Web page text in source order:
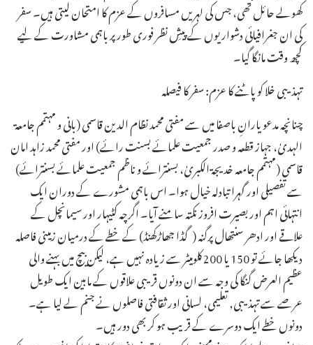
کھولے حائل تھی، جس کی لہریں مسافروں کے عزم کا امتحان لیتی ہیں۔ سفر
کی ان جغرافیائی دشواریوں کے پیشِ نظر فوری طور پر باہمی مشاورت کے لیے
کچھ وقت مانگا گیا۔
تہذیبی خلا کو پاٹنے کا عزم: سفر کا فیصلہ
چنانچہ مدعو یارانِ باصفا میں سے مفتی محمد نظام الدین قاسمی (بانی و مہتمم جامعۃ
الہدیٰ، جہاز قطعہ و صدر جمعیت علمائے بسنت رائے) اور مفتی محمد زاہد امان
قاسمی (مہتمم جامعہ خدیجۃ الکبریٰ، بسنترائے و ناظم جمعیت علمائے بسنترائے)
سے تفصیلی اور گہرا تبادلہ خیال ہوا۔ اس باہمی مشورے کے دوران ایک
انتہائی اہم اور بصیرت افروز نکتہ سامنے آیا۔ اگرچہ کٹیہار اور سیمانچل کے
علاقے اور ادھر سنتھال پرگنہ (گڈا جھاڑکھنڈ) کے خطے کے درمیان زمینی فاصلہ
دیکھا جائے تو 150 یا 200 کلومیٹر سے زیادہ نہیں ہے، لیکن بیچ میں بہنے والی
عظیم العرض گنگا کی وجہ سے ان دونوں قریبی علاقوں کے مابین ایک طویل
عرصے سے تہذیبی, تعلیمی، لسانی اور ثقافتی فاصلوں نے جنم لے لیا ہے۔
دونوں خطے ایک دوسرے کے قریب ہو کر بھی دور ہیں۔